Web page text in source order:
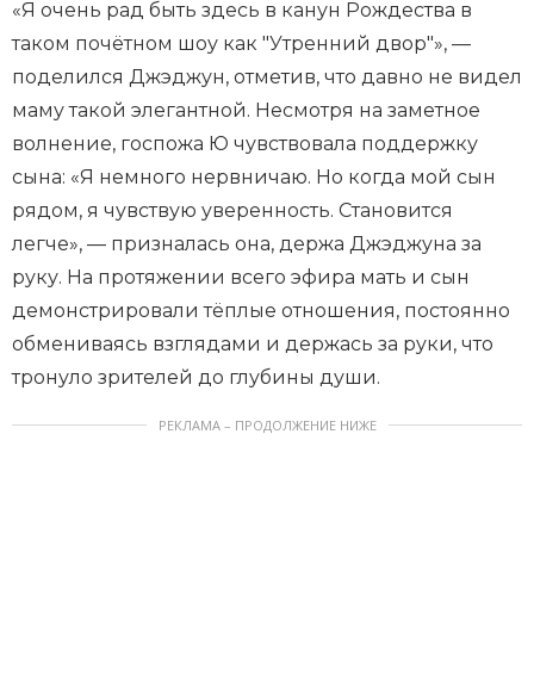
«Я очень рад быть здесь в канун Рождества в
таком почётном шоу как "Утренний двор"», —
поделился Джэджун, отметив, что давно не видел
маму такой элегантной. Несмотря на заметное
волнение, госпожа Ю чувствовала поддержку
сына: «Я немного нервничаю. Но когда мой сын
рядом, я чувствую уверенность. Становится
легче», — призналась она, держа Джэджуна за
руку. На протяжении всего эфира мать и сын
демонстрировали тёплые отношения, постоянно
обмениваясь взглядами и держась за руки, что
тронуло зрителей до глубины души.
РЕКЛАМА – ПРОДОЛЖЕНИЕ НИЖЕ